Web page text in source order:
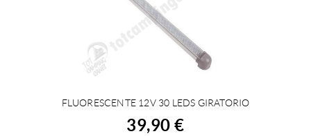
ACHETER
FLUORESCENTE 12V 30 LEDS GIRATORIO
39,90 €